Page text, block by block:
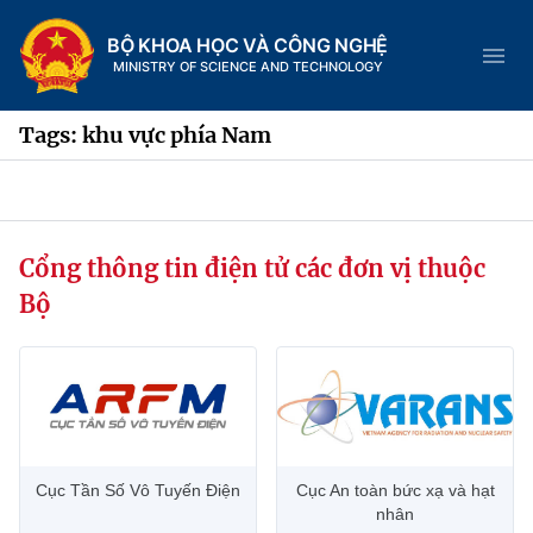
BỘ KHOA HỌC VÀ CÔNG NGHỆ
MINISTRY OF SCIENCE AND TECHNOLOGY
Trang chủ
Chức năng nhiệm vụ
Tin tức sự kiện
Hệ thống văn bản
Tags: khu vực phía Nam
Cổng thông tin điện tử các đơn vị thuộc
Bộ
Cục Tần Số Vô Tuyến Điện
Cục An toàn bức xạ và hạt
nhân